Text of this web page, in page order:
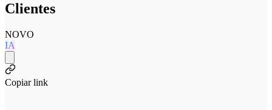
Clientes
NOVO
IA
Copiar link